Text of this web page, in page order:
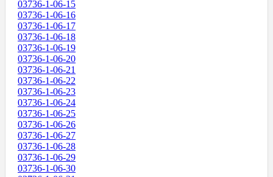
03736-1-06-15
03736-1-06-16
03736-1-06-17
03736-1-06-18
03736-1-06-19
03736-1-06-20
03736-1-06-21
03736-1-06-22
03736-1-06-23
03736-1-06-24
03736-1-06-25
03736-1-06-26
03736-1-06-27
03736-1-06-28
03736-1-06-29
03736-1-06-30